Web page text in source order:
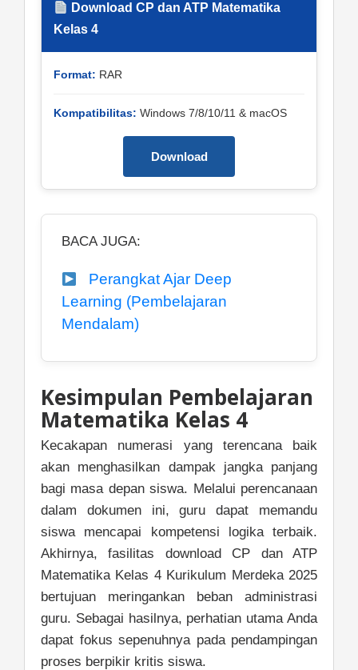
Download CP dan ATP Matematika
Kelas 4
Format: RAR
Kompatibilitas: Windows 7/8/10/11 & macOS
Download
BACA JUGA:
Perangkat Ajar Deep
Learning (Pembelajaran
Mendalam)
Kesimpulan Pembelajaran
Matematika Kelas 4
Kecakapan numerasi yang terencana baik
akan menghasilkan dampak jangka panjang
bagi masa depan siswa. Melalui perencanaan
dalam dokumen ini, guru dapat memandu
siswa mencapai kompetensi logika terbaik.
Akhirnya, fasilitas download CP dan ATP
Matematika Kelas 4 Kurikulum Merdeka 2025
bertujuan meringankan beban administrasi
guru. Sebagai hasilnya, perhatian utama Anda
dapat fokus sepenuhnya pada pendampingan
proses berpikir kritis siswa.